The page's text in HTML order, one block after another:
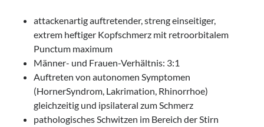
attackenartig auftretender, streng einseitiger,
extrem heftiger Kopfschmerz mit retroorbitalem
Punctum maximum
Männer- und Frauen-Verhältnis: 3:1
Auftreten von autonomen Symptomen
(HornerSyndrom, Lakrimation, Rhinorrhoe)
gleichzeitig und ipsilateral zum Schmerz
pathologisches Schwitzen im Bereich der Stirn